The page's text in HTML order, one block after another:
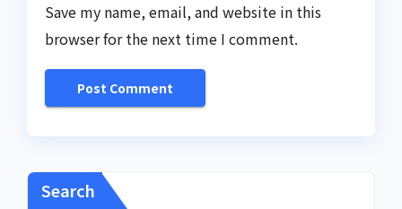
Save my name, email, and website in this
browser for the next time I comment.
Search